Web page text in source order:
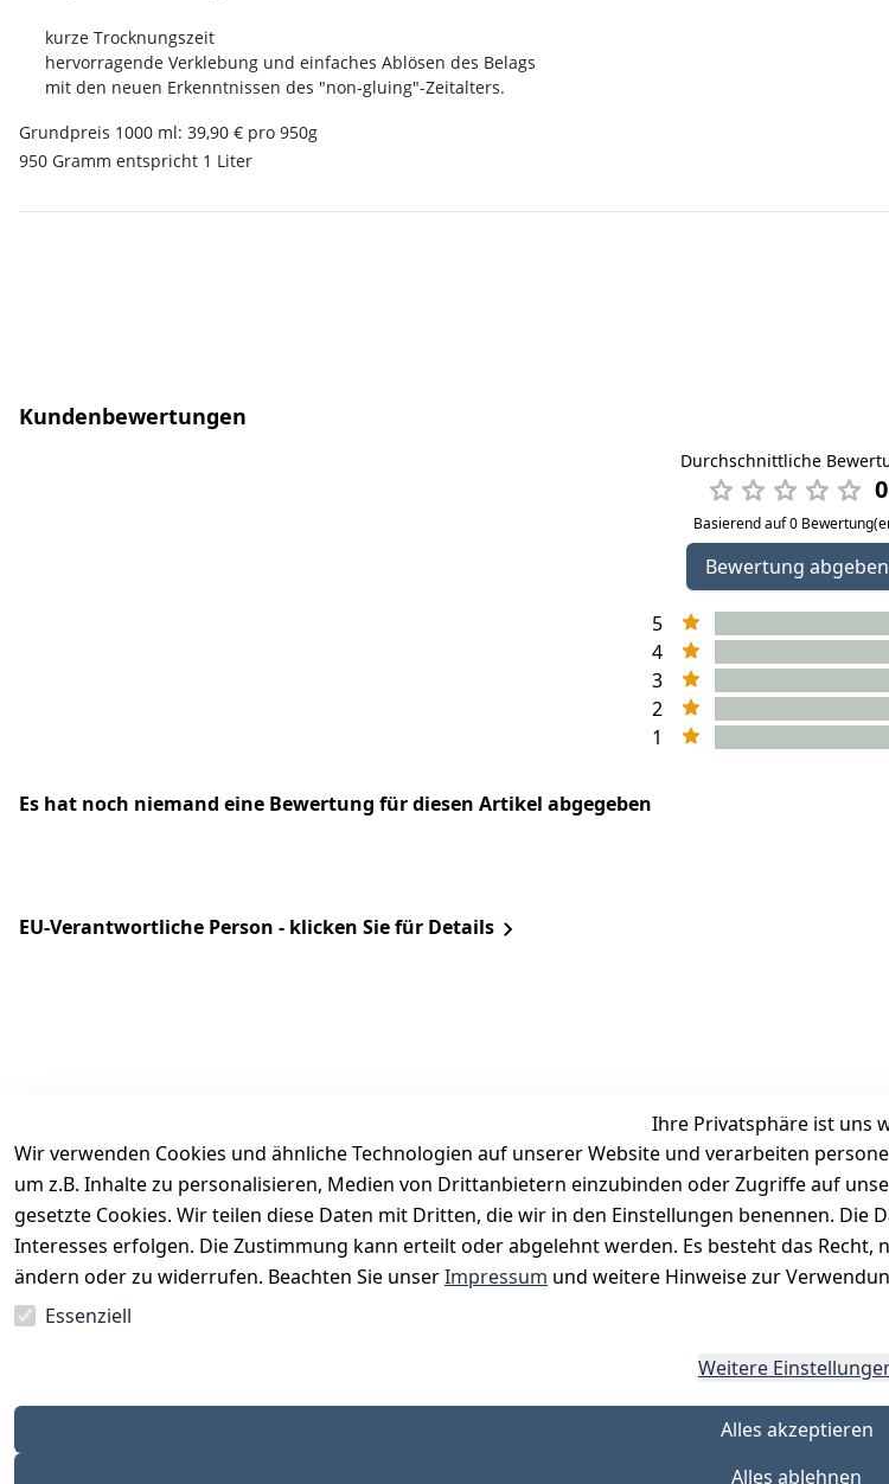
kurze Trocknungszeit
hervorragende Verklebung und einfaches Ablösen des Belags
mit den neuen Erkenntnissen des "non-gluing"-Zeitalters.
Grundpreis 1000 ml: 39,90 € pro 950g
950 Gramm entspricht 1 Liter
Kundenbewertungen
Durchschnittliche
0
Basierend auf 0
Bewertung abgeben
5
4
3
2
1
Es hat noch niemand eine Bewertung für diesen Artikel abgegeben
EU-Verantwortliche Person - klicken Sie für Details
Ihre Privatsphäre ist uns
Wir verwenden Cookies und ähnliche Technologien auf unserer Website und verarbeiten
um z.B. Inhalte zu personalisieren, Medien von Drittanbietern einzubinden oder Zugriffe auf
gesetzte Cookies. Wir teilen diese Daten mit Dritten, die wir in den Einstellungen benennen.
Interesses erfolgen. Die Zustimmung kann erteilt oder abgelehnt werden. Es besteht das
ändern oder zu widerrufen. Beachten Sie unserImpressum und weitere Hinweise zur
Essenziell
Weitere
Alles akzeptieren
Alles ablehnen
Rechtliches
AGB
Impressum
Barrierefreiheitserklärung
Services
Kontakt
Registrieren
Katalog
PayPal